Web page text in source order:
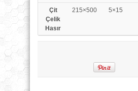
Çit
Çelik
Hasır
215×500 5×15